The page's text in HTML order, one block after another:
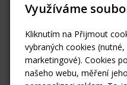
Borský
Hošťálkova 37 Praha 6
reklama@borsky.cz
608703570
Využíváme
Kliknutím na Přijmout
vybraných cookies
marketingové). Cookies
našeho webu, měření